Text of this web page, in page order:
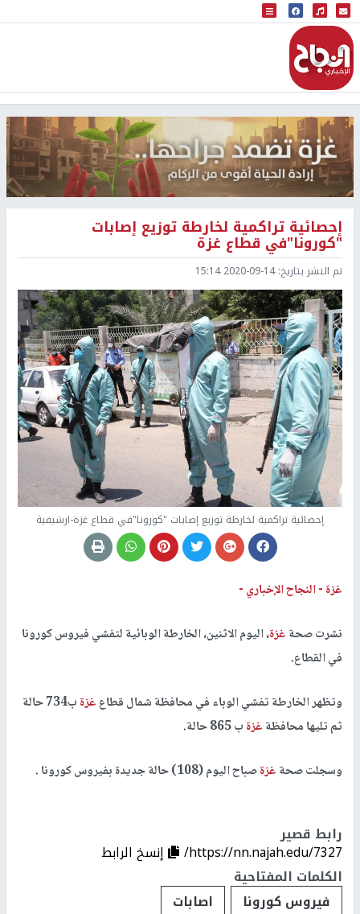
البث المباشر
إذاعة النجاح
إحصائية تراكمية لخارطة توزيع إصابات
"كورونا"في قطاع غزة
تم النشر بتاريخ:2020-09-14 15:14
إحصائية تراكمية لخارطة توزيع إصابات "كورونا"في قطاع غزة-ارشيفية
غزة -النجاح الإخباري -
نشرت صحةغزة، اليوم الاثنين، الخارطة الوبائية لتفشي فيروس كورونا
في القطاع.
وتظهر الخارطة تفشي الوباء في محافظة شمال قطاعغزة
ب734 حالة
ثم تليها محافظةغزةب 865 حالة.
وسجلت صحةغزةصباح اليوم (108) حالة جديدة بفيروس كورونا .
رابط قصير
https://nn.najah.edu/7327/
إنسخ الرابط
الكلمات المفتاحية
فيروس كورونا
اصابات